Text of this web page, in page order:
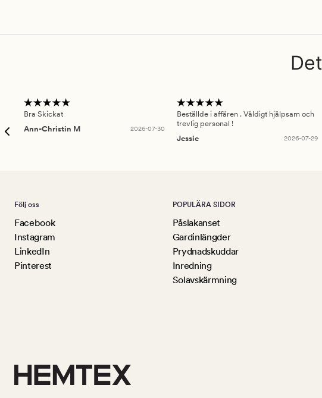
Bra Skickat
Ann-Christin M
2026-07-30
Beställde i affären . Väldigt hjälpsam och
trevlig personal !
Jessie
2026-07-29
Följ oss
Facebook
Instagram
LinkedIn
Pinterest
POPULÄRA SIDOR
Påslakanset
Gardinlängder
Prydnadskuddar
Inredning
Solavskärmning